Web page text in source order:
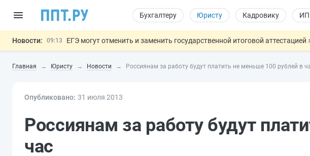
Бухгалтеру Юристу Кадровику ИП
Новости: 09:13 ЕГЭ могут отменить и заменить государственной итоговой аттестацией
06.08 Минпромторг предложил запретить смешанные лоты электроники в
06.08
Важно Обеспечительный платёж СПОТ могут заменить банковской
Главная Юристу Новости Россиянам за работу будут платить не меньше 100 рублей в
Опубликовано: 31 июля 2013
Россиянам за работу будут
час